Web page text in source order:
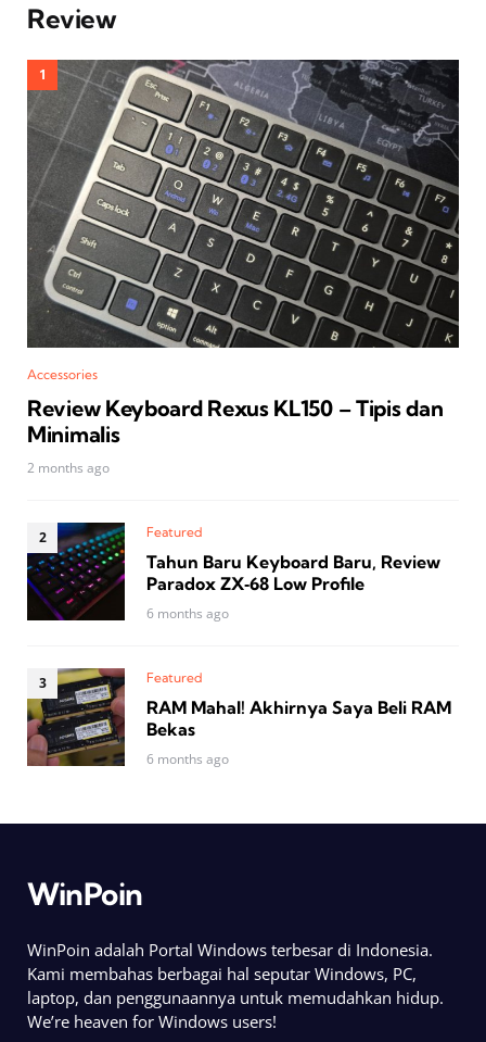
Review
Accessories
Review Keyboard Rexus KL150 – Tipis dan
Minimalis
2 months ago
Featured
Tahun Baru Keyboard Baru, Review
Paradox ZX‑68 Low Profile
6 months ago
Featured
RAM Mahal! Akhirnya Saya Beli RAM
Bekas
6 months ago
WinPoin
WinPoin adalah Portal Windows terbesar di Indonesia.
Kami membahas berbagai hal seputar Windows, PC,
laptop, dan penggunaannya untuk memudahkan hidup.
We’re heaven for Windows users!